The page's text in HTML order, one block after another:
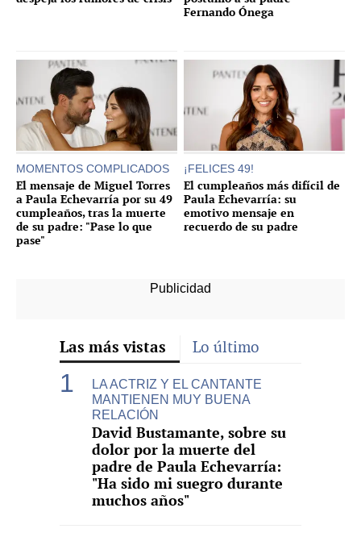
Fernando Ónega
MOMENTOS COMPLICADOS
El mensaje de Miguel Torres
a Paula Echevarría por su 49
cumpleaños, tras la muerte
de su padre: "Pase lo que
pase"
¡FELICES 49!
El cumpleaños más difícil de
Paula Echevarría: su
emotivo mensaje en
recuerdo de su padre
Las más vistas Lo último
LA ACTRIZ Y EL CANTANTE
MANTIENEN MUY BUENA
RELACIÓN
David Bustamante, sobre su
dolor por la muerte del
padre de Paula Echevarría:
"Ha sido mi suegro durante
muchos años"